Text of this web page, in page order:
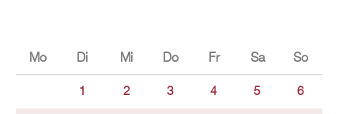
Mo Di Mi Do Fr Sa So
1 2 3 4 5 6